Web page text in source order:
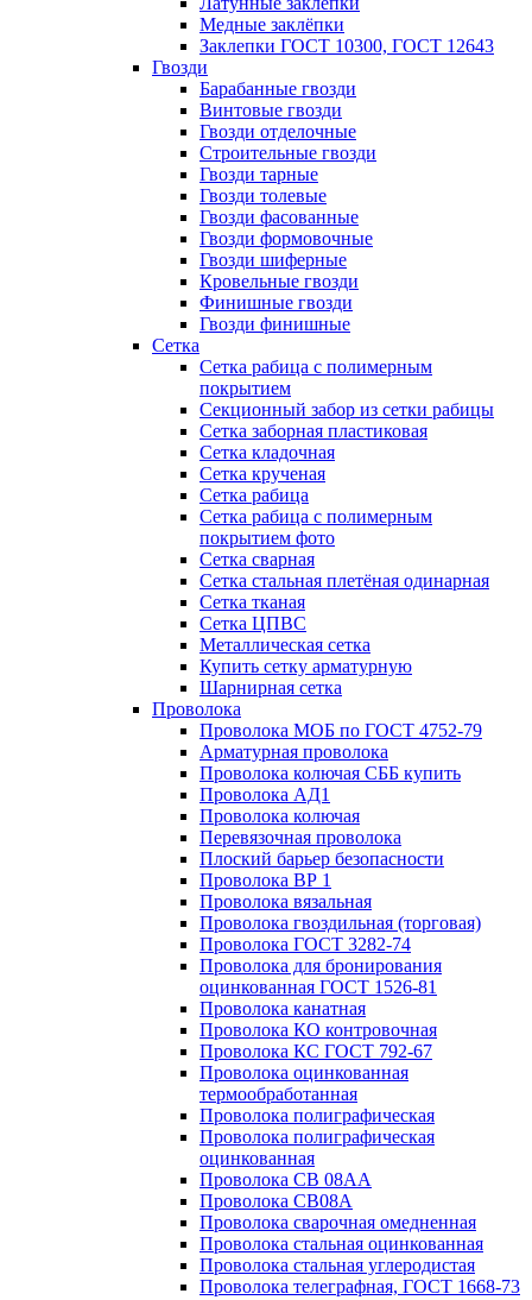
Медные заклёпки
Заклепки ГОСТ 10300, ГОСТ 12643
Гвозди
Барабанные гвозди
Винтовые гвозди
Гвозди отделочные
Строительные гвозди
Гвозди тарные
Гвозди толевые
Гвозди фасованные
Гвозди формовочные
Гвозди шиферные
Кровельные гвозди
Финишные гвозди
Гвозди финишные
Сетка
Сетка рабица с полимерным
покрытием
Секционный забор из сетки рабицы
Сетка заборная пластиковая
Сетка кладочная
Сетка крученая
Сетка рабица
Сетка рабица с полимерным
покрытием фото
Сетка сварная
Сетка стальная плетёная одинарная
Сетка тканая
Сетка ЦПВС
Металлическая сетка
Купить сетку арматурную
Шарнирная сетка
Проволока
Проволока МОБ по ГОСТ 4752-79
Арматурная проволока
Проволока колючая СББ купить
Проволока АД1
Проволока колючая
Перевязочная проволока
Плоский барьер безопасности
Проволока ВР 1
Проволока вязальная
Проволока гвоздильная (торговая)
Проволока ГОСТ 3282-74
Проволока для бронирования
оцинкованная ГОСТ 1526-81
Проволока канатная
Проволока КО контровочная
Проволока КС ГОСТ 792-67
Проволока оцинкованная
термообработанная
Проволока полиграфическая
Проволока полиграфическая
оцинкованная
Проволока СВ 08АА
Проволока СВ08А
Проволока сварочная омедненная
Проволока стальная оцинкованная
Проволока стальная углеродистая
Проволока телеграфная, ГОСТ 1668-73